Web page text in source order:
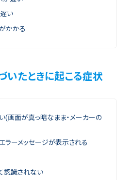
い
かかる
いたときに起こる症状
(画面が真っ暗なまま・メーカーの
ラーメッセージが表示される
認識されない